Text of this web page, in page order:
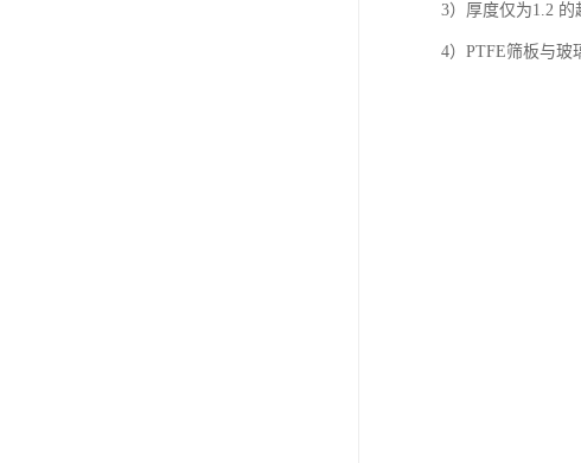
3）厚度仅为1.2 的
4）PTFE筛板与玻